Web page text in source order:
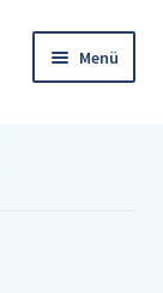
Menü